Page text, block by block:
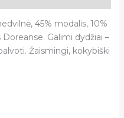
45% modalis, 10%
Galimi dydžiai –
Žaismingi, kokybiški